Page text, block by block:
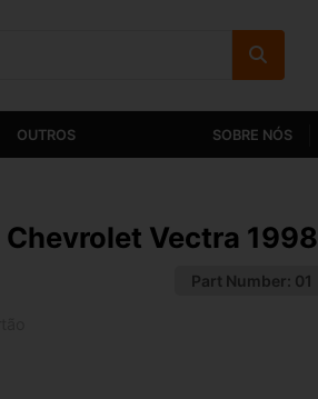
OUTROS SOBRE NÓS
Chevrolet Vectra 1998
Part Number: 01